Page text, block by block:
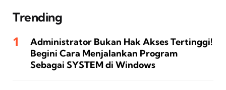
Trending
Administrator Bukan Hak Akses Tertinggi!
Begini Cara Menjalankan Program
Sebagai SYSTEM di Windows